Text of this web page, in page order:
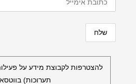
להצטרפות לקבוצת מידע על
תערוכות)